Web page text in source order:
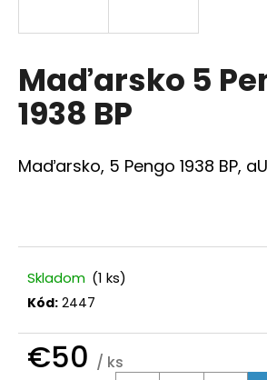
Maďarsko 5
1938 BP
Maďarsko, 5 Pengo 1938 BP,
Skladom (1 ks)
Kód: 2447
€50 / ks
s
ť
?
O
p
o